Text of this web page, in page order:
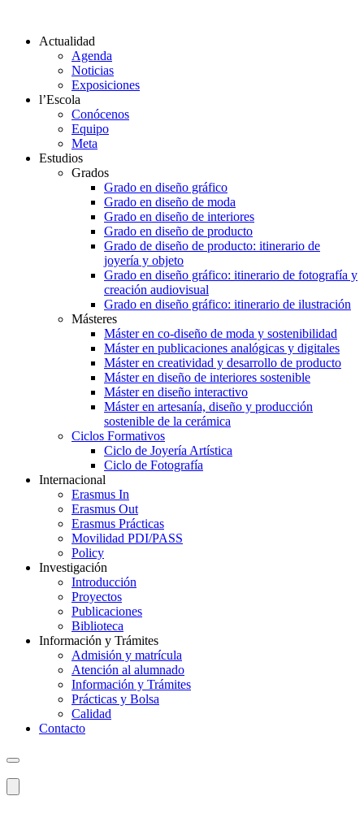
Actualidad
Agenda
Noticias
Exposiciones
l’Escola
Conócenos
Equipo
Meta
Estudios
Grados
Grado en diseño gráfico
Grado en diseño de moda
Grado en diseño de interiores
Grado en diseño de producto
Grado de diseño de producto: itinerario de
joyería y objeto
Grado en diseño gráfico: itinerario de fotografía y
creación audiovisual
Grado en diseño gráfico: itinerario de ilustración
Másteres
Máster en co-diseño de moda y sostenibilidad
Máster en publicaciones analógicas y digitales
Máster en creatividad y desarrollo de producto
Máster en diseño de interiores sostenible
Máster en diseño interactivo
Máster en artesanía, diseño y producción
sostenible de la cerámica
Ciclos Formativos
Ciclo de Joyería Artística
Ciclo de Fotografía
Internacional
Erasmus In
Erasmus Out
Erasmus Prácticas
Movilidad PDI/PASS
Policy
Investigación
Introducción
Proyectos
Publicaciones
Biblioteca
Información y Trámites
Admisión y matrícula
Atención al alumnado
Información y Trámites
Prácticas y Bolsa
Calidad
Contacto